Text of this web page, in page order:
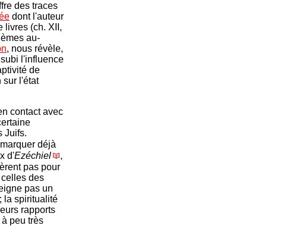
des traces
dont l'auteur
livres (ch. XII,
au-
, nous révèle,
l'influence
de
sur l'état
contact avec
Juifs.
déjà
d'Ezéchiel
,
pas pour
des
pas un
la spiritualité
rapports
peu très